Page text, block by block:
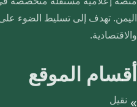
اليمن. تهدف إلى تسليط الضوء على
والاقتصادية.
أقسام الموقع
نقيل